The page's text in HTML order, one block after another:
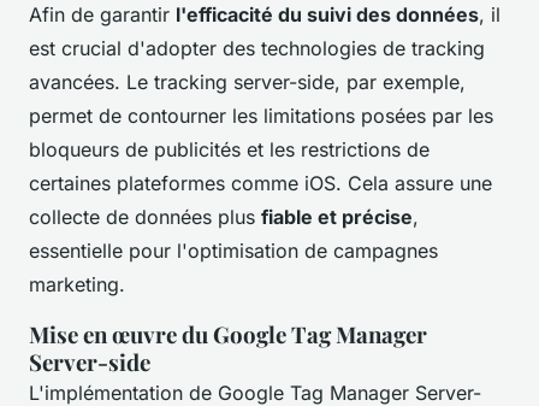
Afin de garantir l'efficacité du suivi des données, il
est crucial d'adopter des technologies de tracking
avancées. Le tracking server-side, par exemple,
permet de contourner les limitations posées par les
bloqueurs de publicités et les restrictions de
certaines plateformes comme iOS. Cela assure une
collecte de données plus fiable et précise,
essentielle pour l'optimisation de campagnes
marketing.
Mise en œuvre du Google Tag Manager
Server-side
L'implémentation de Google Tag Manager Server-